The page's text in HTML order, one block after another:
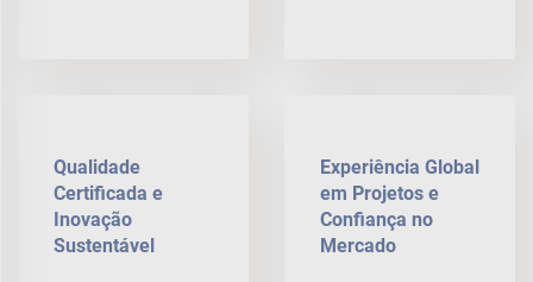
Qualidade
Certificada e
Inovação
Sustentável
Experiência Global
em Projetos e
Confiança no
Mercado